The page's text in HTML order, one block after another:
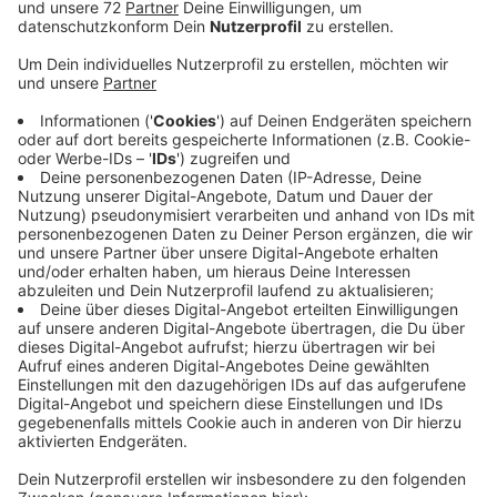
Anzeige
In Nordwalde ist in dieser Woche ein Anhänger mit
einer Blitzeranlage auf der Straße umgekippt. Wir
haben euch ein Foto davon auf facebook gezeigt und
ihr habt euch ordentlich darüber lustig gemacht.
Tobias aus Emsdetten hat den lustigsten Spruch
abgelassen.
Und der Grund für den Unfall: Überhöhte
Geschwindigkeit.
Anzeige